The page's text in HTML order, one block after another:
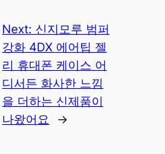
Next: 신지모루 범퍼
강화 4DX 에어팁 젤
리 휴대폰 케이스 어
디서든 화사한 느낌
을 더하는 신제품이
나왔어요
→